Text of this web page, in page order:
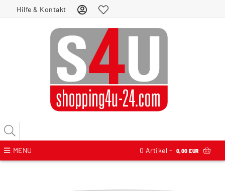
Hilfe & Kontakt
MENU 0 Artikel - 0,00 EUR